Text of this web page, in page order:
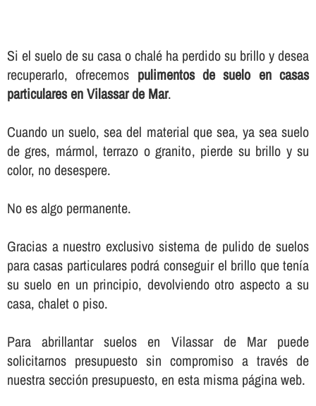
Si el suelo de su casa o chalé ha perdido su brillo y desea
recuperarlo, ofrecemos pulimentos de suelo en casas
particulares en Vilassar de Mar.
Cuando un suelo, sea del material que sea, ya sea suelo
de gres, mármol, terrazo o granito, pierde su brillo y su
color, no desespere.
No es algo permanente.
Gracias a nuestro exclusivo sistema de pulido de suelos
para casas particulares podrá conseguir el brillo que tení­a
su suelo en un principio, devolviendo otro aspecto a su
casa, chalet o piso.
Para abrillantar suelos en Vilassar de Mar puede
solicitarnos presupuesto sin compromiso a través de
nuestra sección presupuesto, en esta misma página web.